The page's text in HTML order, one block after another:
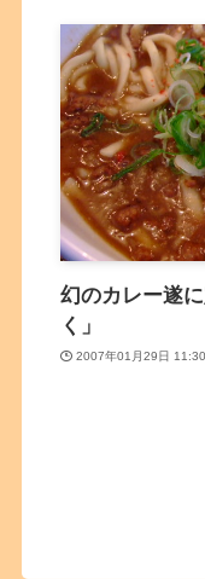
幻のカレー遂
く」
2007年01月29日 11:30